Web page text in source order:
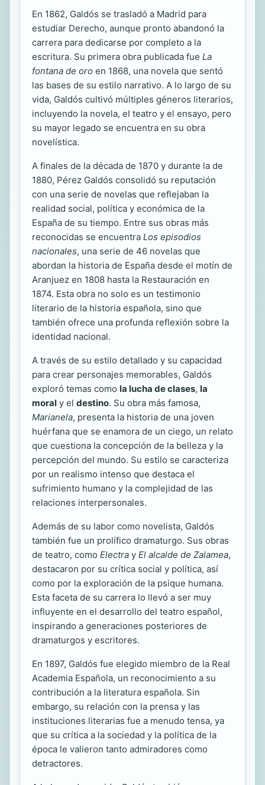
En 1862, Galdós se trasladó a Madrid para
estudiar Derecho, aunque pronto abandonó la
carrera para dedicarse por completo a la
escritura. Su primera obra publicada fue La
fontana de oro en 1868, una novela que sentó
las bases de su estilo narrativo. A lo largo de su
vida, Galdós cultivó múltiples géneros literarios,
incluyendo la novela, el teatro y el ensayo, pero
su mayor legado se encuentra en su obra
novelística.
A finales de la década de 1870 y durante la de
1880, Pérez Galdós consolidó su reputación
con una serie de novelas que reflejaban la
realidad social, política y económica de la
España de su tiempo. Entre sus obras más
reconocidas se encuentra Los episodios
nacionales, una serie de 46 novelas que
abordan la historia de España desde el motín de
Aranjuez en 1808 hasta la Restauración en
1874. Esta obra no solo es un testimonio
literario de la historia española, sino que
también ofrece una profunda reflexión sobre la
identidad nacional.
A través de su estilo detallado y su capacidad
para crear personajes memorables, Galdós
exploró temas como la lucha de clases, la
moral y el destino. Su obra más famosa,
Marianela, presenta la historia de una joven
huérfana que se enamora de un ciego, un relato
que cuestiona la concepción de la belleza y la
percepción del mundo. Su estilo se caracteriza
por un realismo intenso que destaca el
sufrimiento humano y la complejidad de las
relaciones interpersonales.
Además de su labor como novelista, Galdós
también fue un prolífico dramaturgo. Sus obras
de teatro, como Electra y El alcalde de Zalamea,
destacaron por su crítica social y política, así
como por la exploración de la psique humana.
Esta faceta de su carrera lo llevó a ser muy
influyente en el desarrollo del teatro español,
inspirando a generaciones posteriores de
dramaturgos y escritores.
En 1897, Galdós fue elegido miembro de la Real
Academia Española, un reconocimiento a su
contribución a la literatura española. Sin
embargo, su relación con la prensa y las
instituciones literarias fue a menudo tensa, ya
que su crítica a la sociedad y la política de la
época le valieron tanto admiradores como
detractores.